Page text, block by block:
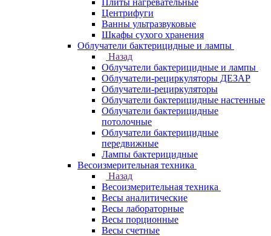
Плиты нагревательные
Центрифуги
Ванны ультразвуковые
Шкафы сухого хранения
Облучатели бактерицидные и лампы
Назад
Облучатели бактерицидные и лампы
Облучатели-рециркуляторы ДЕЗАР
Облучатели-рециркуляторы
Облучатели бактерицидные настенные
Облучатели бактерицидные
потолочные
Облучатели бактерицидные
передвижные
Лампы бактерицидные
Весоизмерительная техника
Назад
Весоизмерительная техника
Весы аналитические
Весы лабораторные
Весы порционные
Весы счетные